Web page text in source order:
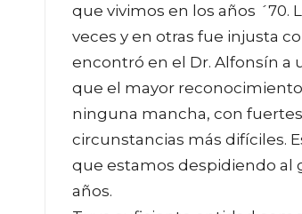
que vivimos en los años
veces y en otras fue injusta
encontró en el Dr. Alfonsín a
que el mayor
ninguna mancha, con
circunstancias más difíciles.
que estamos despidiendo al
años.